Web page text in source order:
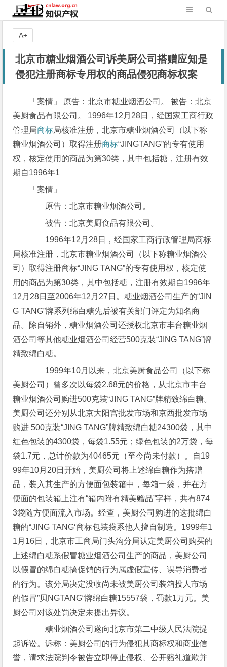
北京市糖业烟酒公司诉美厨公司搭赠应知是
侵犯注册商标专用权的商品侵犯商标权案
「案情」 原告：北京市糖业烟酒公司。 被告：北京
美厨食品有限公司。 1996年12月28日，经国家工商行政
管理局商标局核准注册，北京市糖业烟酒公司（以下称
糖业烟酒公司）取得注册商标“JINGTANG”的专有使用
权，核定使用的商品为第30类，其中包括糖，注册有效
期自1996年1
「案情」
原告：北京市糖业烟酒公司。
被告：北京美厨食品有限公司。
1996年12月28日，经国家工商行政管理局商标
局核准注册，北京市糖业烟酒公司（以下称糖业烟酒公
司）取得注册商标“JING TANG”的专有使用权，核定使
用的商品为第30类，其中包括糖，注册有效期自1996年
12月28日至2006年12月27日。糖业烟酒公司生产的“JIN
G TANG”牌系列绵白糖先后被有关部门评定为知名商
品。除自销外，糖业烟酒公司还授权北京市丰台糖业烟
酒公司等其他糖业烟酒公司经营500克装“JING TANG”牌
精致绵白糖。
1999年10月以来，北京美厨食品公司（以下称
美厨公司）曾多次以每袋2.68元的价格，从北京市丰台
糖业烟酒公司购进500克装“JING TANG”牌精致绵白糖。
美厨公司还分别从北京大阳宫批发市场和京西批发市场
购进 500克装“JING TANG”牌精致绵白糖24300袋，其中
红色包装的4300袋，每袋1.55元；绿色包装的2万袋，每
袋1.7元，总计价款为40465元（至今尚未付款）。自19
99年10月20日开始，美厨公司将上述绵白糖作为搭赠
品，装入其生产的方便面包装箱中，每箱一袋，并在方
便面的包装箱上注有“箱内附有精美赠品”字样，共有874
3袋随方便面流入市场。经查，美厨公司购进的这批绵白
糖的“JING TANG‘商标包装袋系他人擅自制造。1999年1
1月16日，北京市工商局门头沟分局认定美厨公司购买的
上述绵白糖系假冒糖业烟酒公司生产的商品，美厨公司
以假冒的绵白糖搞促销的行为属虚假宣传、误导消费者
的行为。该分局决定没收尚未被美厨公司装箱投人市场
的假冒”贝NGTANG“牌绵白糖15557袋，罚款1万元。美
厨公司对该处罚决定未提出异议。
糖业烟酒公司遂向北京市第二中级人民法院提
起诉讼。诉称：美厨公司的行为侵犯其商标权和商业信
誉，请求法院判令被告立即停止侵权、公开赔礼道歉并
A+